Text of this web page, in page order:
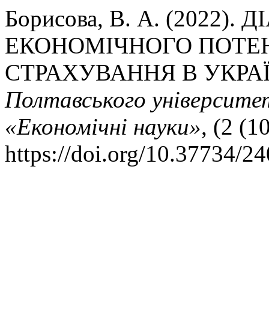
Борисова, В. А.
ЕКОНОМІЧНОГО
СТРАХУВАННЯ В
Полтавського
«Економічні науки», (2
https://doi.org/10.37734/